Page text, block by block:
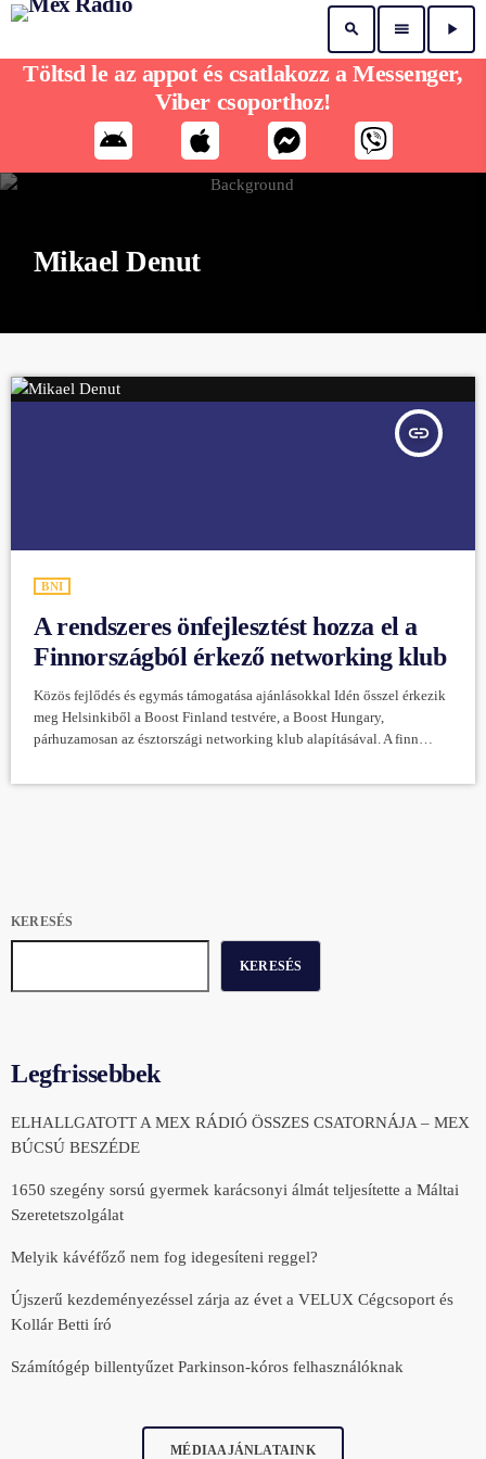
search menu play_arrow
Mikael Denut
insert_link
BNI
A rendszeres önfejlesztést hozza el a
Finnországból érkező networking klub
Közös fejlődés és egymás támogatása ajánlásokkal Idén ősszel érkezik
meg Helsinkiből a Boost Finland testvére, a Boost Hungary,
párhuzamosan az észtországi networking klub alapításával. A finn
élethosszig tartó tanulás. Tarmo Herlevi 12 éve járt networking
KERESÉS
KERESÉS
Legfrissebbek
ELHALLGATOTT A MEX RÁDIÓ ÖSSZES CSATORNÁJA – MEX
BÚCSÚ BESZÉDE
1650 szegény sorsú gyermek karácsonyi álmát teljesítette a Máltai
Szeretetszolgálat
Melyik kávéfőző nem fog idegesíteni reggel?
Újszerű kezdeményezéssel zárja az évet a VELUX Cégcsoport és
Kollár Betti író
Számítógép billentyűzet Parkinson-kóros felhasználóknak
MÉDIAAJÁNLATAINK
Töltsd le az appot és csatlakozz a Messenger,
Viber csoporthoz!